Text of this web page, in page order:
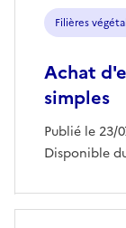
Filières
Achat
simples
Publié le 23/
Disponible